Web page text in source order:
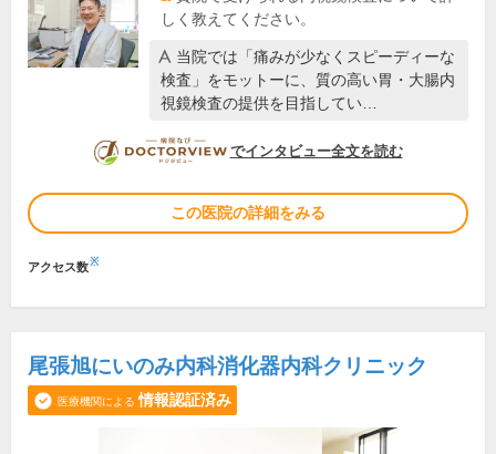
しく教えてください。
当院では「痛みが少なくスピーディーな
検査」をモットーに、質の高い胃・大腸内
視鏡検査の提供を目指してい…
DOCTORVIEW
でインタビュー全文を読む
この医院の詳細をみる
アクセス数※
尾張旭にいのみ内科消化器内科クリニック
医療機関による 情報認証済み